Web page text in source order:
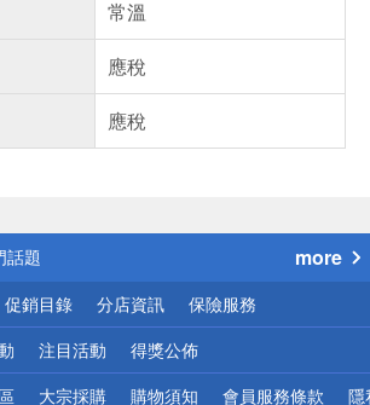
常溫
應稅
應稅
公告
話題
優惠
地區配送
網頁！請小心！
more
促銷目錄 分店資訊 保險服務
注目活動 得獎公佈
大宗採購 購物須知 會員服務條款 隱